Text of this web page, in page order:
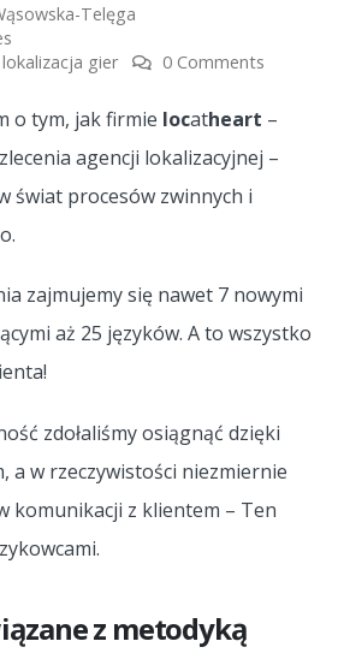
Telęga
lokalizacja gier 0 Comments
o tym, jak firmie locatheart –
agencji lokalizacyjnej –
świat procesów zwinnych i
zajmujemy się nawet 7 nowymi
aż 25 języków. A to wszystko
zdołaliśmy osiągnąć dzięki
a w rzeczywistości niezmiernie
komunikacji z klientem – Ten
z metodyką